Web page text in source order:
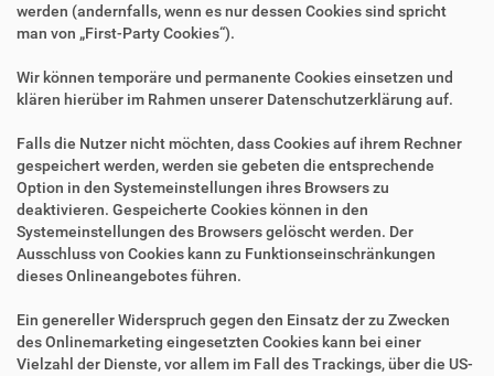
werden (andernfalls, wenn es nur dessen Cookies sind spricht
man von „First-Party Cookies“).
Wir können temporäre und permanente Cookies einsetzen und
klären hierüber im Rahmen unserer Datenschutzerklärung auf.
Falls die Nutzer nicht möchten, dass Cookies auf ihrem Rechner
gespeichert werden, werden sie gebeten die entsprechende
Option in den Systemeinstellungen ihres Browsers zu
deaktivieren. Gespeicherte Cookies können in den
Systemeinstellungen des Browsers gelöscht werden. Der
Ausschluss von Cookies kann zu Funktionseinschränkungen
dieses Onlineangebotes führen.
Ein genereller Widerspruch gegen den Einsatz der zu Zwecken
des Onlinemarketing eingesetzten Cookies kann bei einer
Vielzahl der Dienste, vor allem im Fall des Trackings, über die US-